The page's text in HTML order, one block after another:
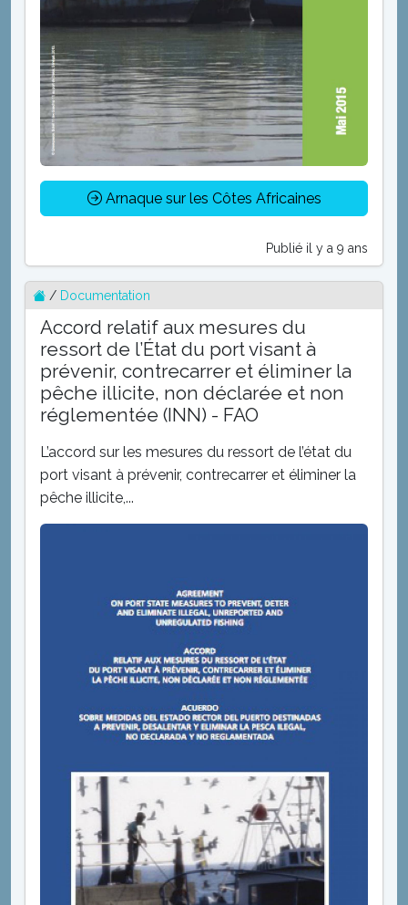
Arnaque sur les Côtes Africaines
Publié il y a 9 ans
/ Documentation
Accord relatif aux mesures du
ressort de l’État du port visant à
prévenir, contrecarrer et éliminer la
pêche illicite, non déclarée et non
réglementée (INN) - FAO
L’accord sur les mesures du ressort de l’état du
port visant à prévenir, contrecarrer et éliminer la
pêche illicite,...